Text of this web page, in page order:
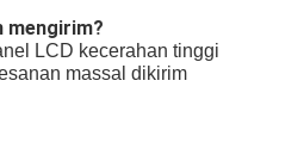
mengirim?
LCD kecerahan tinggi
massal dikirim